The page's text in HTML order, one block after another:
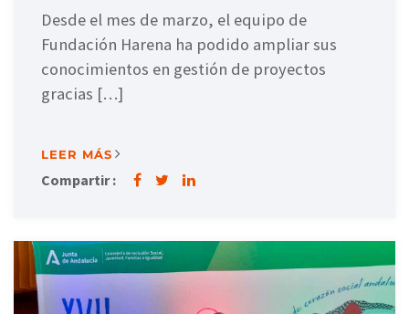
Desde el mes de marzo, el equipo de
Fundación Harena ha podido ampliar sus
conocimientos en gestión de proyectos
gracias […]
LEER MÁS
Compartir :